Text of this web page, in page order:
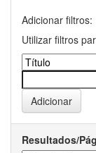
Adicionar filtros:
Utilizar filtros
Resultados/